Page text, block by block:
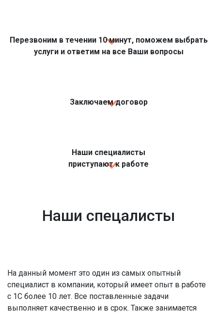
Перезвоним в течении 10 минут, поможем выбрать
услуги и ответим на все Ваши вопросы
Заключаем договор
Наши специалисты
приступают к работе
Наши спецалисты
На данный момент это один из самых опытный
специалист в компании, который имеет опыт в работе
с 1С более 10 лет. Все поставленные задачи
выполняет качественно и в срок. Также занимается